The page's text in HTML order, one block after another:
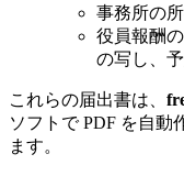
事務所の
役員報酬
の写し、
これらの届出書は、
ソフトで PDF を自動
ます。